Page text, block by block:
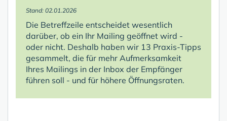
Stand: 02.01.2026
Die Betreffzeile entscheidet wesentlich
darüber, ob ein Ihr Mailing geöffnet wird -
oder nicht. Deshalb haben wir 13 Praxis-Tipps
gesammelt, die für mehr Aufmerksamkeit
Ihres Mailings in der Inbox der Empfänger
führen soll - und für höhere Öffnungsraten.